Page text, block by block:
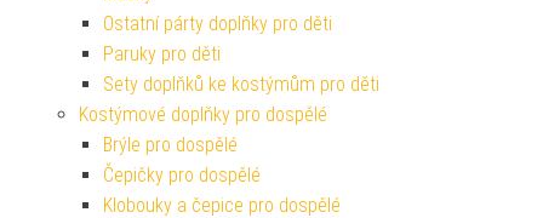
Ostatní párty doplňky pro děti
Paruky pro děti
Sety doplňků ke kostýmům pro děti
Kostýmové doplňky pro dospělé
Brýle pro dospělé
Čepičky pro dospělé
Klobouky a čepice pro dospělé